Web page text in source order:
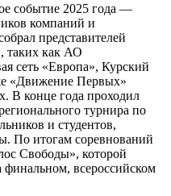
событие 2025 года —
компаний и
представителей
таких как АО
сеть «Европа», Курский
«Движение Первых»
В конце года проходил
турнира по
и студентов,
По итогам соревнований
Свободы», которой
финальном, всероссийском